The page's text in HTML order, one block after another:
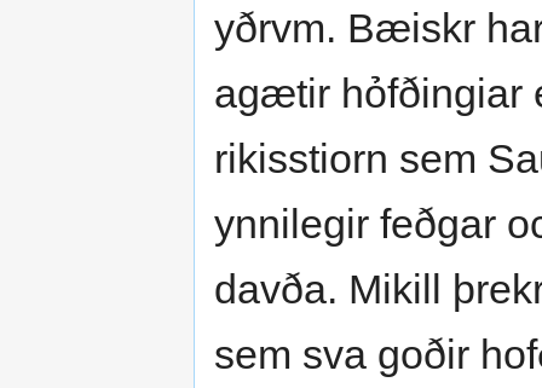
yðrvm. Bæiskr
agætir hỏfðingiar
rikisstiorn sem
ynnilegir feðgar
davða. Mikill
sem sva goðir